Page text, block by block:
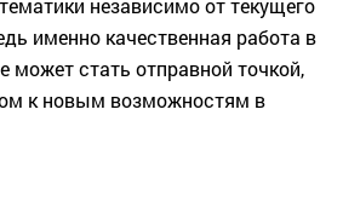
именно качественная работа в
может стать отправной точкой,
к новым возможностям в